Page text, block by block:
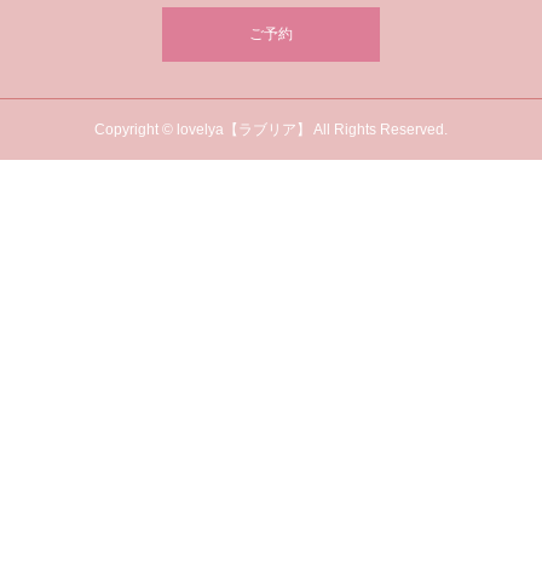
ご予約
Copyright © lovelya【ラブリア】 All Rights Reserved.